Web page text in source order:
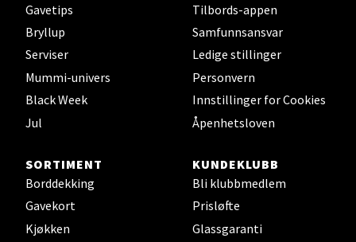
Gavetips
Bryllup
Serviser
Mummi-univers
Black Week
Jul
Tilbords-appen
Samfunnsansvar
Ledige stillinger
Personvern
Innstillinger for Cookies
Åpenhetsloven
SORTIMENT
Borddekking
Gavekort
Kjøkken
KUNDEKLUBB
Bli klubbmedlem
Prisløfte
Glassgaranti
Sunndalsøra - Alti Sunndal
Alti Sunndal, Sunndalsveien 17, 6600 Sunndalsøra
Åpent i dag 10-19
0 i butikk
Jessheim - Thon Senter Jessheim